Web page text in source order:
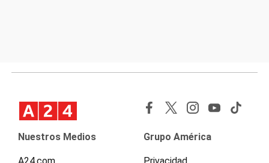
Nuestros Medios Grupo América